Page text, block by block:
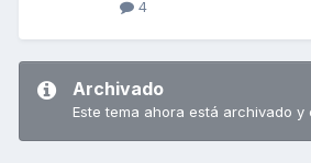
4
Archivado
Este tema ahora está archivado